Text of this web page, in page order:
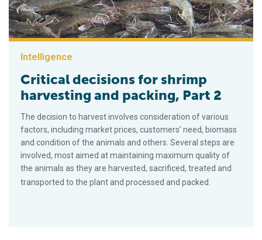
Intelligence
Critical decisions for shrimp
harvesting and packing, Part 2
The decision to harvest involves consideration of various
factors, including market prices, customers’ need, biomass
and condition of the animals and others. Several steps are
involved, most aimed at maintaining maximum quality of
the animals as they are harvested, sacrificed, treated and
transported to the plant and processed and packed.